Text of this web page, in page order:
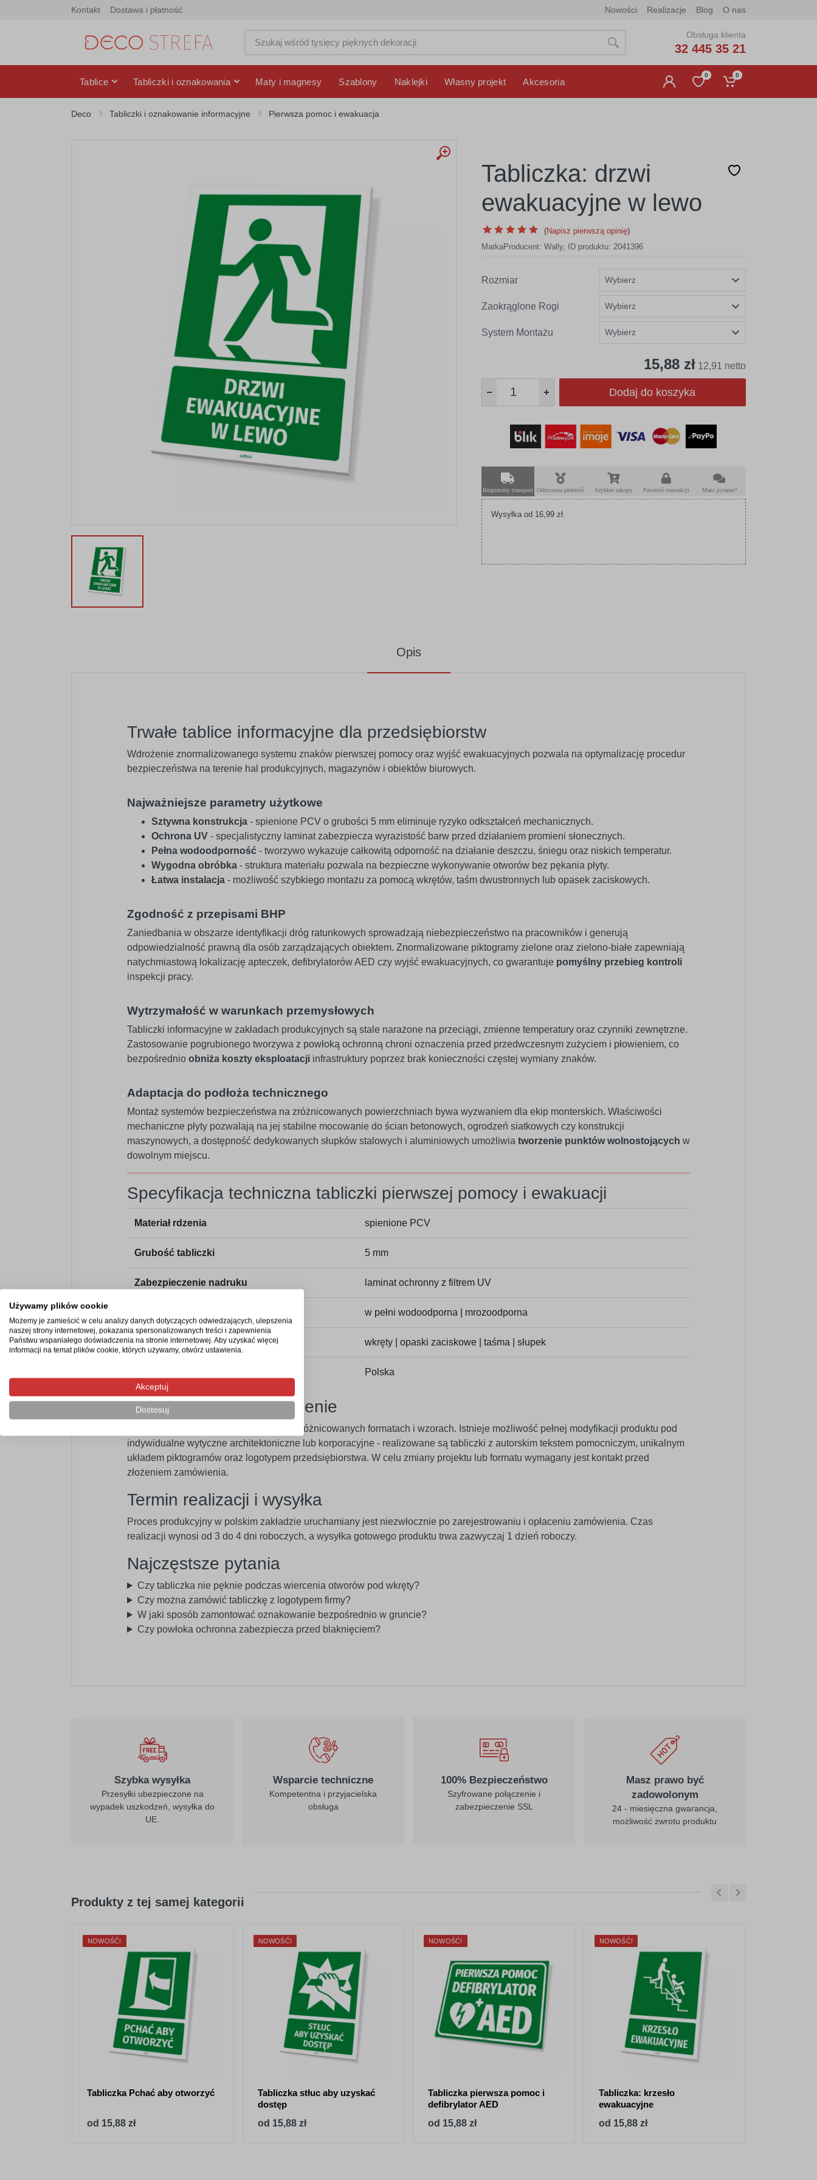
Kontakt Dostawa i płatność Nowości Realizacje Blog O nas
Obsługa klienta
32 445 35 21
Tablice Tabliczki i oznakowania Maty i magnesy Szablony Naklejki Własny projekt Akcesoria
0 0
Deco Tabliczki i oznakowanie informacyjne Pierwsza pomoc i ewakuacja
Tabliczka: drzwi
ewakuacyjne w lewo
(Napisz pierwszą opinię)
MarkaProducent: Wally, ID produktu: 2041396
Rozmiar
Zaokrąglone Rogi
System Montażu
15,88 zł 12,91 netto
Dodaj do koszyka
Bezpieczny transport Odroczona płatność Szybkie zakupy Pewność transakcji Masz pytanie?
Wysyłka od 16,99 zł.
Opis
Trwałe tablice informacyjne dla przedsiębiorstw
Wdrożenie znormalizowanego systemu znaków pierwszej pomocy oraz wyjść ewakuacyjnych pozwala na optymalizację procedur
bezpieczeństwa na terenie hal produkcyjnych, magazynów i obiektów biurowych.
Najważniejsze parametry użytkowe
Sztywna konstrukcja - spienione PCV o grubości 5 mm eliminuje ryzyko odkształceń mechanicznych.
Ochrona UV - specjalistyczny laminat zabezpiecza wyrazistość barw przed działaniem promieni słonecznych.
Pełna wodoodporność - tworzywo wykazuje całkowitą odporność na działanie deszczu, śniegu oraz niskich temperatur.
Wygodna obróbka - struktura materiału pozwala na bezpieczne wykonywanie otworów bez pękania płyty.
Łatwa instalacja - możliwość szybkiego montażu za pomocą wkrętów, taśm dwustronnych lub opasek zaciskowych.
Zgodność z przepisami BHP
Zaniedbania w obszarze identyfikacji dróg ratunkowych sprowadzają niebezpieczeństwo na pracowników i generują
odpowiedzialność prawną dla osób zarządzających obiektem. Znormalizowane piktogramy zielone oraz zielono-białe zapewniają
natychmiastową lokalizację apteczek, defibrylatorów AED czy wyjść ewakuacyjnych, co gwarantuje pomyślny przebieg kontroli
inspekcji pracy.
Wytrzymałość w warunkach przemysłowych
Tabliczki informacyjne w zakładach produkcyjnych są stale narażone na przeciągi, zmienne temperatury oraz czynniki zewnętrzne.
Zastosowanie pogrubionego tworzywa z powłoką ochronną chroni oznaczenia przed przedwczesnym zużyciem i płowieniem, co
bezpośrednio obniża koszty eksploatacji infrastruktury poprzez brak konieczności częstej wymiany znaków.
Adaptacja do podłoża technicznego
Montaż systemów bezpieczeństwa na zróżnicowanych powierzchniach bywa wyzwaniem dla ekip monterskich. Właściwości
mechaniczne płyty pozwalają na jej stabilne mocowanie do ścian betonowych, ogrodzeń siatkowych czy konstrukcji
maszynowych, a dostępność dedykowanych słupków stalowych i aluminiowych umożliwia tworzenie punktów wolnostojących w
dowolnym miejscu.
Specyfikacja techniczna tabliczki pierwszej pomocy i ewakuacji
Materiał rdzenia spienione PCV
Grubość tabliczki 5 mm
Zabezpieczenie nadruku laminat ochronny z filtrem UV
w pełni wodoodporna | mrozoodporna
Opcje montażowe wkręty | opaski zaciskowe | taśma | słupek
Polska
Modyfikacja na zamówienie
Standardowa oferta obejmuje tablice o zróżnicowanych formatach i wzorach. Istnieje możliwość pełnej modyfikacji produktu pod
indywidualne wytyczne architektoniczne lub korporacyjne - realizowane są tabliczki z autorskim tekstem pomocniczym, unikalnym
układem piktogramów oraz logotypem przedsiębiorstwa. W celu zmiany projektu lub formatu wymagany jest kontakt przed
złożeniem zamówienia.
Termin realizacji i wysyłka
Proces produkcyjny w polskim zakładzie uruchamiany jest niezwłocznie po zarejestrowaniu i opłaceniu zamówienia. Czas
realizacji wynosi od 3 do 4 dni roboczych, a wysyłka gotowego produktu trwa zazwyczaj 1 dzień roboczy.
Najczęstsze pytania
Czy tabliczka nie pęknie podczas wiercenia otworów pod wkręty?
Czy można zamówić tabliczkę z logotypem firmy?
W jaki sposób zamontować oznakowanie bezpośrednio w gruncie?
Czy powłoka ochronna zabezpiecza przed blaknięciem?
Szybka wysyłka
Przesyłki ubezpieczone na
wypadek uszkodzeń, wysyłka do
UE.
Wsparcie techniczne
Kompetentna i przyjacielska
obsługa
100% Bezpieczeństwo
Szyfrowane połączenie i
zabezpieczenie SSL
Masz prawo być
zadowolonym
24 - miesięczna gwarancja,
możliwość zwrotu produktu
Produkty z tej samej kategorii
NOWOŚĆ!
Tabliczka Pchać aby otworzyć
od 15,88 zł
NOWOŚĆ!
Tabliczka stłuc aby uzyskać
dostęp
od 15,88 zł
NOWOŚĆ!
Tabliczka pierwsza pomoc i
defibrylator AED
od 15,88 zł
NOWOŚĆ!
Tabliczka: krzesło
ewakuacyjne
od 15,88 zł
Używamy plików cookie
Możemy je zamieścić w celu analizy danych dotyczących odwiedzających, ulepszenia
naszej strony internetowej, pokazania spersonalizowanych treści i zapewnienia
Państwu wspaniałego doświadczenia na stronie internetowej. Aby uzyskać więcej
informacji na temat plików cookie, których używamy, otwórz ustawienia.
Akceptuj
Dostosuj